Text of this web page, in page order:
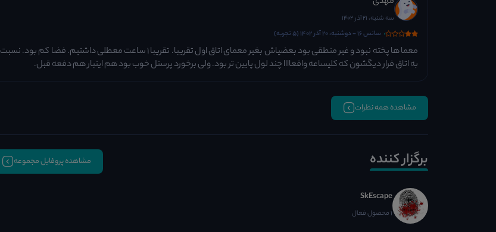
سه شنبه، 21 آذر 1402
سانس 16 - دوشنبه، 20 آذر 1402 (5 تجربه)
معما ها پخته نبود و غیر منطقی بود بعضیاش بغیر معمای اتاق اول تقریبا. تقریبا ۱ ساعت معطلی داشتیم. فضا کم بود. نسبت
به اتاق فرار دیگشون که کلیساعه واقعاااا چند لول پایین تر بود. ولی برخورد پرسنل خوب بود هم اینبار هم دفعه قبل.
مشاهده همه نظرات
برگزار کننده مشاهده پروفایل مجموعه
SkEscape
1 محصول فعال